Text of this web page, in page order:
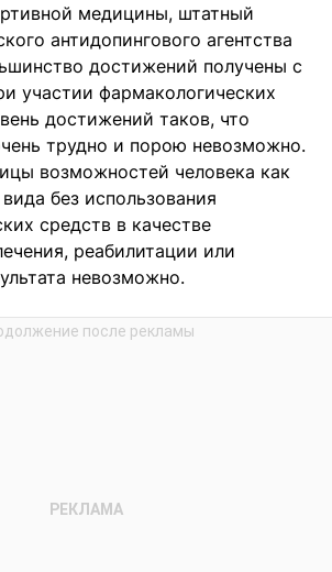
медицины, штатный
антидопингового агентства
достижений получены с
участии фармакологических
достижений таков, что
трудно и порою невозможно.
возможностей человека как
без использования
средств в качестве
реабилитации или
невозможно.